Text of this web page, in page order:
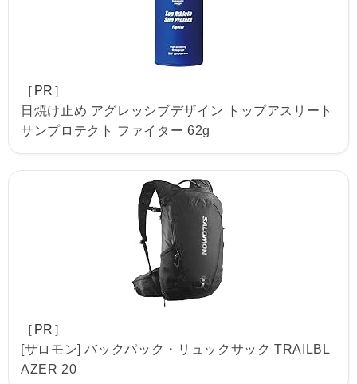
［PR］
日焼け止め アグレッシブデザイン トップアスリート
サンプロテクト ファイター 62g
［PR］
[サロモン] バックパック・リュックサック TRAILBL
AZER 20